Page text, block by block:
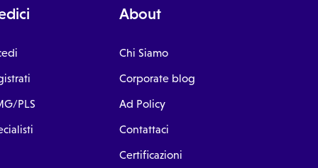
PLS
About
Chi Siamo
Corporate blog
Ad Policy
Contattaci
Certificazioni